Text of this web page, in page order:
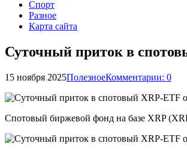
Спорт
Разное
Карта сайта
Суточный приток в
15 ноября 2025ПолезноеКомментарии: 0
Спотовый биржевой фонд на базе XRP